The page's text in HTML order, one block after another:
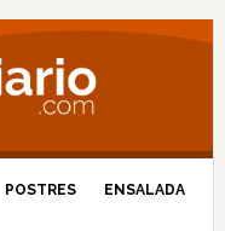
POSTRES ENSALADA